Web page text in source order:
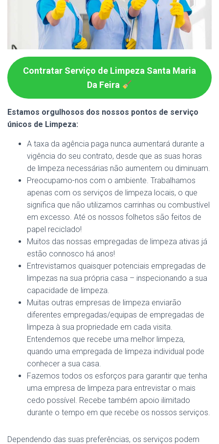
Contratar Serviço de Limpeza Santa Maria
Da Feira
Estamos orgulhosos dos nossos pontos de serviço
únicos de Limpeza:
A taxa da agência paga nunca aumentará durante a
vigência do seu contrato, desde que as suas horas
de limpeza necessárias não aumentem ou diminuam.
Preocupamo-nos com o ambiente. Trabalhamos
apenas com os serviços de limpeza locais, o que
significa que não utilizamos carrinhas ou combustível
em excesso. Até os nossos folhetos são feitos de
papel reciclado!
Muitos das nossas empregadas de limpeza ativas já
estão connosco há anos!
Entrevistamos quaisquer potenciais empregadas de
limpezas na sua própria casa – inspecionando a sua
capacidade de limpeza.
Muitas outras empresas de limpeza enviarão
diferentes empregadas/equipas de empregadas de
limpeza à sua propriedade em cada visita.
Entendemos que recebe uma melhor limpeza,
quando uma empregada de limpeza individual pode
conhecer a sua casa.
Fazemos todos os esforços para garantir que tenha
uma empresa de limpeza para entrevistar o mais
cedo possível. Recebe também apoio ilimitado
durante o tempo em que recebe os nossos serviços.
Dependendo das suas preferências, os serviços podem